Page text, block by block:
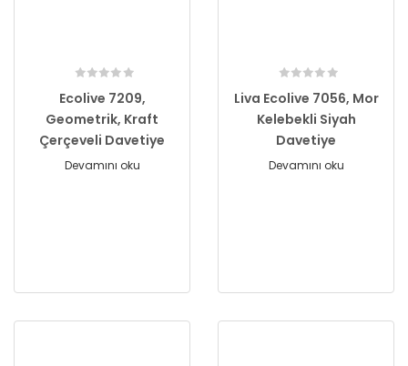
Ecolive 7209,
Geometrik, Kraft
Çerçeveli Davetiye
Devamını oku
Liva Ecolive 7056, Mor
Kelebekli Siyah
Davetiye
Devamını oku